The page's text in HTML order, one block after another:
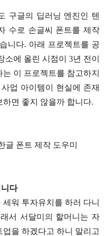
구글의 딥러닝 엔진인 텐
수로 손글씨 폰트를 제작
니다. 아래 프로젝트를 공
에 올린 시점이 3년 전이
이 프로젝트를 참고하지
업 아이템이 현실에 존재
면 좋지 않을까 합니다.
글 폰트 제작 도우미
다
워 투자유치를 하러 다니
서 서달미의 할머니는 자
을 하겠다고 하니 말리고